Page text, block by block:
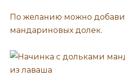
По желанию можно
мандариновых долек.